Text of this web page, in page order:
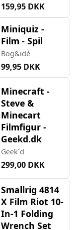
159,95 DKK
Miniquiz -
Film - Spil
Bog&idé
99,95 DKK
Minecraft -
Steve &
Minecart
Filmfigur -
Geekd.dk
Geek´d
299,00 DKK
Smallrig 4814
X Film Riot 10-
In-1 Folding
Wrench Set